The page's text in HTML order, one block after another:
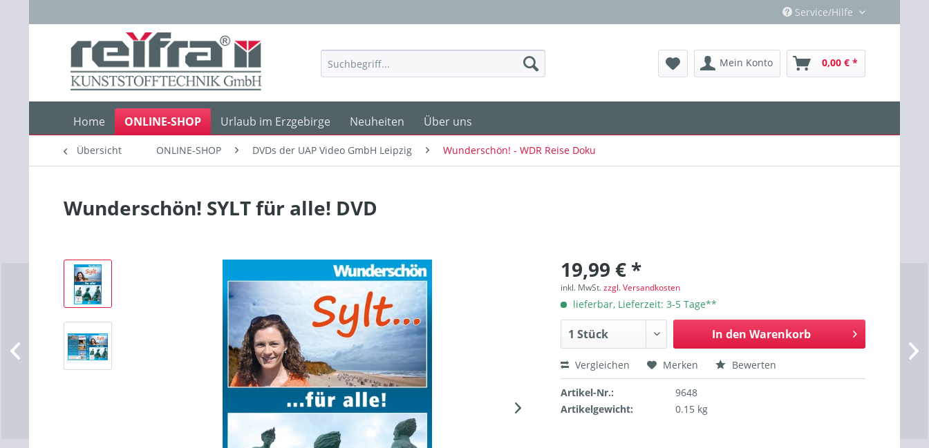
Service/Hilfe
Mein Konto 0,00 € *
Home ONLINE-SHOP Urlaub im Erzgebirge Neuheiten Über uns
Übersicht ONLINE-SHOP DVDs der UAP Video GmbH Leipzig Wunderschön! - WDR Reise Doku
Wunderschön! SYLT für alle! DVD
19,99 € *
inkl. MwSt.zzgl. Versandkosten
lieferbar, Lieferzeit: 3-5 Tage**
In den Warenkorb
Vergleichen Merken Bewerten
Artikel-Nr.:
9648
Artikelgewicht:
0.15 kg